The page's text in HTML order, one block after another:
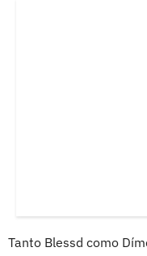
Tanto Blessd como